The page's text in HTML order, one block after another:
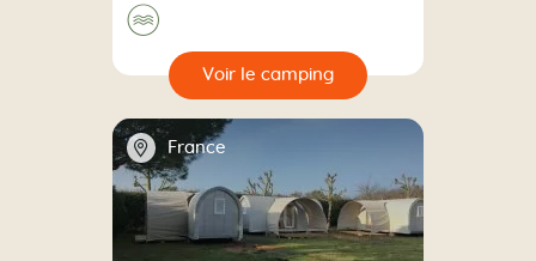
Au bord de l'eau
🌊
📍 France